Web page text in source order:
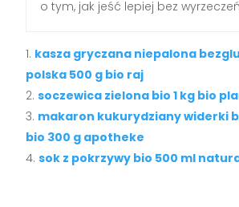
o tym, jak jeść lepiej bez
kasza gryczana niepalona
polska 500 g bio raj
soczewica zielona bio 1 kg bio
makaron kukurydziany widerki
bio 300 g apotheke
sok z pokrzywy bio 500 ml